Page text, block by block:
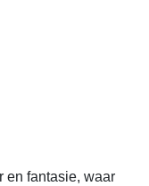
en fantasie, waar